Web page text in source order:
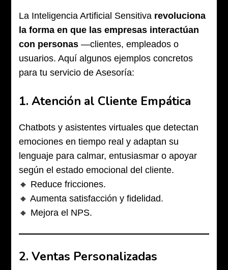
La Inteligencia Artificial Sensitiva revoluciona
la forma en que las empresas interactúan
con personas —clientes, empleados o
usuarios. Aquí algunos ejemplos concretos
para tu servicio de Asesoría:
1.Atención al Cliente Empática
Chatbots y asistentes virtuales que detectan
emociones en tiempo real y adaptan su
lenguaje para calmar, entusiasmar o apoyar
según el estado emocional del cliente.
🔸 Reduce fricciones.
🔸 Aumenta satisfacción y fidelidad.
🔸 Mejora el NPS.
2.Ventas Personalizadas